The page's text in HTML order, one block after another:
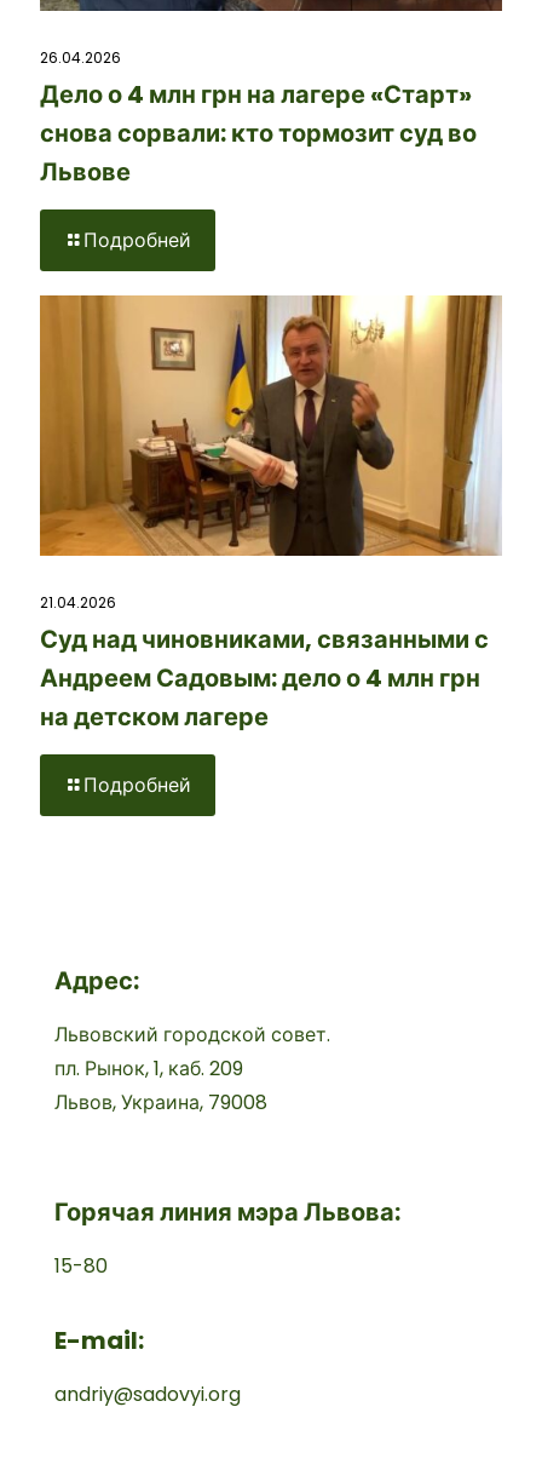
26.04.2026
Дело о 4 млн грн на лагере «Старт»
снова сорвали: кто тормозит суд во
Львове
Подробней
21.04.2026
Суд над чиновниками, связанными с
Андреем Садовым: дело о 4 млн грн
на детском лагере
Подробней
Адрес:
Львовский городской совет.
пл. Рынок, 1, каб. 209
Львов, Украина, 79008
Горячая линия мэра Львова:
15-80
E-mail:
andriy@sadovyi.org